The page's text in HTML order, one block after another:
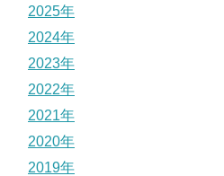
2025年
2024年
2023年
2022年
2021年
2020年
2019年